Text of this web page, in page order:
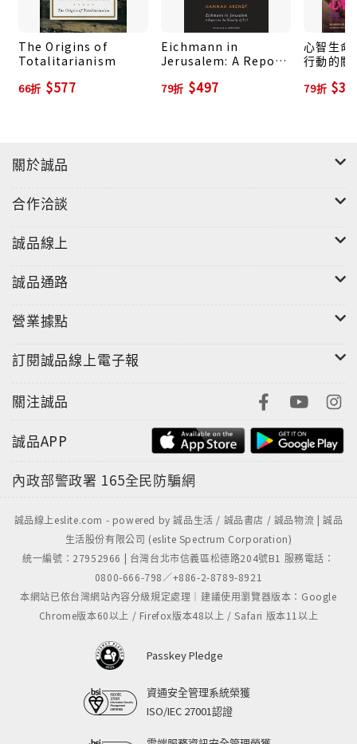
The Origins of
Totalitarianism
66折 $577
Eichmann in
Jerusalem: A Report
Evil
79折 $497
心智生命
行動的關
79折
關於誠品
合作洽談
誠品線上
誠品通路
營業據點
訂閱誠品線上電子報
關注誠品
誠品APP
內政部警政署 165全民防騙網
誠品線上eslite.com - powered by 誠品生活 / 誠品書店 / 誠品物流 | 誠品
生活股份有限公司 (eslite Spectrum Corporation)
統一編號：27952966 | 台灣台北市信義區松德路204號B1 服務電話：
0800-666-798／+886-2-8789-8921
本網站已依台灣網站內容分級規定處理｜建議使用瀏覽器版本：Google
Chrome版本60以上 / Firefox版本48以上 / Safari 版本11以上
Passkey Pledge
資通安全管理系統榮獲
ISO/IEC 27001認證